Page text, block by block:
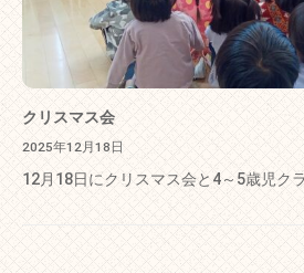
クリスマス会
2025年12月18日
12月18日にクリスマス会と4～5歳児ク